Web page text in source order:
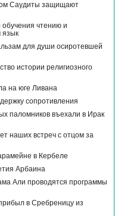
Саудиты защищают
чтению и
язык
для души осиротевшей
истории религиозного
на юге Ливана
сопротивления
паломников въехали в Ирак
наших встреч с отцом за
в Кербеле
Арбаина
Али проводятся программы
в Сребреницу из